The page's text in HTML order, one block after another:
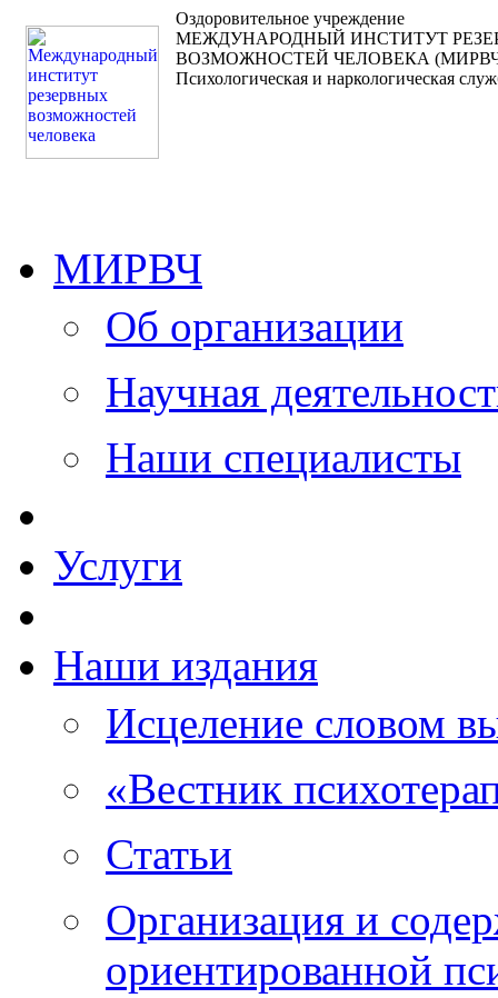
Оздоровительное учреждение
МЕЖДУНАРОДНЫЙ ИНСТИТУТ
ВОЗМОЖНОСТЕЙ ЧЕЛОВЕКА
Психологическая и наркологическая
МИРВЧ
Об организации
Научная
Наши специалисты
Услуги
Наши издания
Исцеление словом
«Вестник
Статьи
Организация и
ориентированной